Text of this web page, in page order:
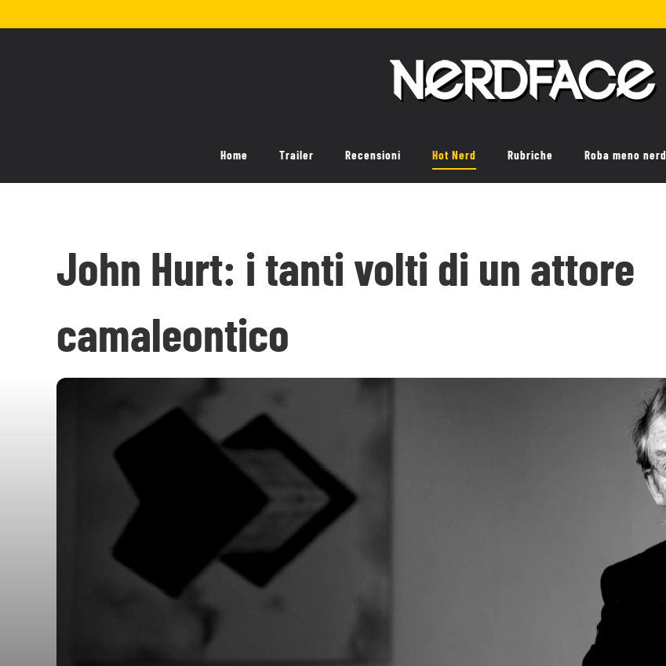
al
Home Trailer Recensioni Hot Nerd Rubriche Roba meno nerd
John Hurt: i tanti volti di un attore
camaleontico